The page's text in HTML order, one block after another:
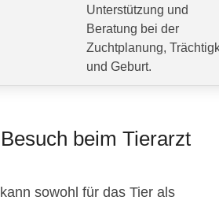
Unterstützung und
Beratung bei der
Zuchtplanung,
und Geburt.
beim Tierarzt
sowohl für das Tier als